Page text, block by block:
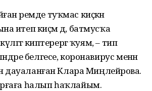
әремде туҡмас киҫкән
итеп киҫәм дә, батмусҡа
киптерергә ҡуям, – тип
белгесе, коронавирус менән
дауаланған Клара Миңлейәрова.
һалып һаҡлайым.